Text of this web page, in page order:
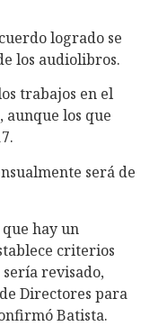
logrado se
los audiolibros.
trabajos en el
aunque los que
será de
hay un
criterios
revisado,
Directores para
Batista.